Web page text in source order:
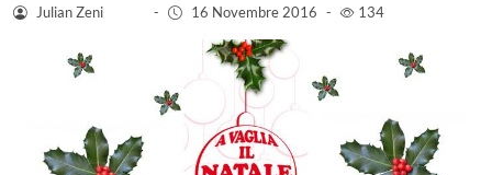
Julian Zeni - 16 Novembre 2016 - 134